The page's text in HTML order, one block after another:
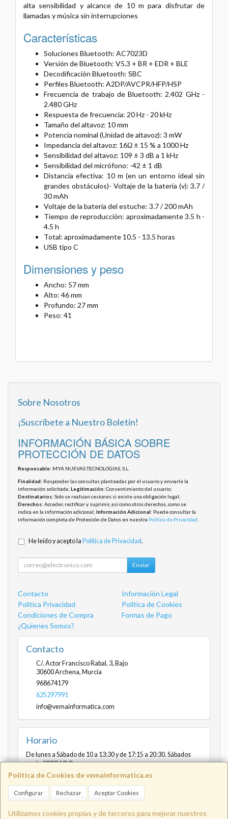
alta sensibilidad y alcance de 10 mpara disfrutar de
llamadas y música sin interrupciones
Características
Soluciones Bluetooth: AC7023D
Versión de Bluetooth: V5.3 + BR + EDR + BLE
Decodificación Bluetooth: SBC
Perfiles Bluetooth: A2DP/AVCPR/HFP/HSP
Frecuencia de trabajo de Bluetooth: 2.402 GHz -
2.480 GHz
Respuesta de frecuencia: 20 Hz - 20 kHz
Tamaño del altavoz: 10 mm
Potencia nominal (Unidad de altavoz): 3 mW
Impedancia del altavoz: 16Ω ± 15 % a 1000 Hz
Sensibilidad del altavoz: 109 ± 3 dB a 1 kHz
Sensibilidad del micrófono: -42 ± 1 dB
Distancia efectiva: 10 m (en un entorno ideal sin
grandes obstáculos)- Voltaje de la batería (v): 3.7 /
30 mAh
Voltaje de la batería del estuche: 3.7 / 200 mAh
Tiempo de reproducción: aproximadamente 3.5 h -
4.5 h
Total: aproximadamente 10.5 - 13.5 horas
USB tipo C
Dimensiones y peso
Ancho: 57 mm
Alto: 46 mm
Profundo: 27 mm
Peso: 41
Política de Cookies de vemainformatica.es
Configurar Rechazar Aceptar Cookies
Utilizamos cookies propias y de terceros para mejorar nuestros
Sobre Nosotros
¡Suscríbete a Nuestro Boletín!
INFORMACIÓN BÁSICA SOBRE
PROTECCIÓN DE DATOS
Responsable: MYA NUEVAS TECNOLOGIAS, S.L.
Finalidad: Responder las consultas planteadas por el usuario y enviarle la
información solicitada; Legitimación: Consentimiento del usuario;
Destinatarios: Solo se realizan cesiones si existe una obligación legal;
Derechos: Acceder, rectificar y suprimir, así como otros derechos, como se
indica en la información adicional; Información Adicional: Puede consultar la
información completa de Protección de Datos en nuestra Política de Privacidad
He leído y acepto la Política de Privacidad.
Enviar
Contacto
Información Legal
Política Privacidad
Política de Cookies
Condiciones de Compra
Formas de Pago
¿Quienes Somos?
Contacto
C/. Actor Francisco Rabal, 3, Bajo
30600Archena, Murcia
968674179
625297991
info@vemainformatica.com
Horario
De lunes a Sábado de 10 a 13:30 y de 17:15 a 20:30. Sábados
tarde CERRADO
Info@vemainformatica.com 625